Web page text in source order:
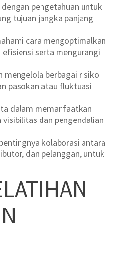
pengetahuan untuk
tujuan jangka panjang
cara mengoptimalkan
serta mengurangi
mengelola berbagai risiko
pasokan atau fluktuasi
dalam memanfaatkan
dan pengendalian
kolaborasi antara
dan pelanggan, untuk